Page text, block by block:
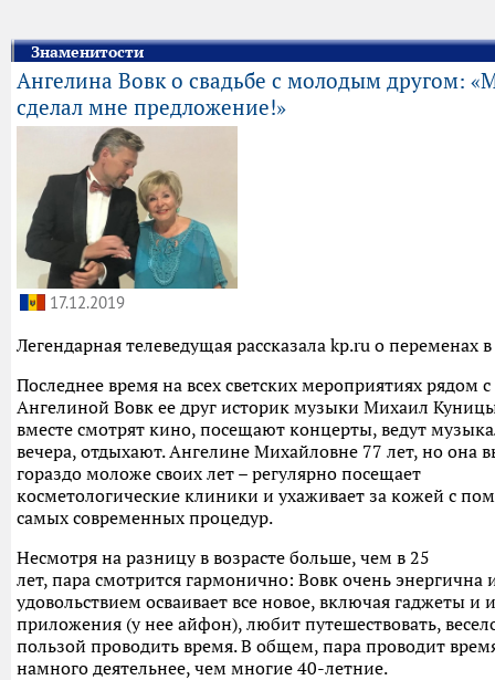
Знаменитости
Ангелина Вовк о свадьбе с молодым другом:
сделал мне предложение!»
17.12.2019
Легендарная телеведущая рассказала kp.ru о переменах
Последнее время на всех светских мероприятиях рядом с
Ангелиной Вовк ее друг историк музыки Михаил
вместе смотрят кино, посещают концерты, ведут
вечера, отдыхают. Ангелине Михайловне 77 лет, но она
гораздо моложе своих лет – регулярно посещает
косметологические клиники и ухаживает за кожей с
самых современных процедур.
Несмотря на разницу в возрасте больше, чем в 25
лет, пара смотрится гармонично: Вовк очень энергична
удовольствием осваивает все новое, включая гаджеты и
приложения (у нее айфон), любит путешествовать,
пользой проводить время. В общем, пара проводит
намного деятельнее, чем многие 40-летние.